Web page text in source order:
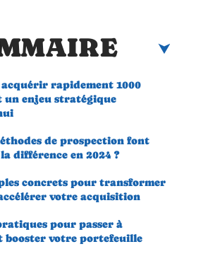
rapidement 1000
un enjeu stratégique
de prospection font
différence en 2024 ?
concrets pour transformer
votre acquisition
pour passer à
booster votre portefeuille